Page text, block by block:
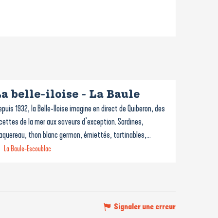
belle-iloise - La Baule
1932, la Belle-Iloise imagine en direct de Quiberon, des
de la mer aux saveurs d’exception. Sardines,
thon blanc germon, émiettés, tartinables,...
La Baule-Escoublac
Signaler une erreur